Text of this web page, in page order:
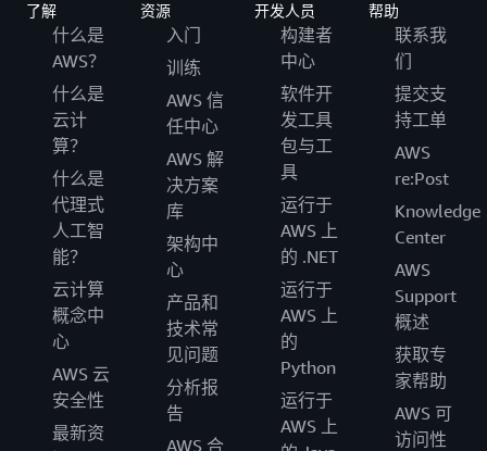
了解
什么是
AWS？
什么是
云计
算？
什么是
代理式
人工智
能？
云计算
概念中
心
AWS 云
安全性
最新资
资源
入门
训练
AWS 信
任中心
AWS 解
决方案
库
架构中
心
产品和
技术常
见问题
分析报
告
AWS 合
开发人员
构建者
中心
软件开
发工具
包与工
具
运行于
AWS 上
的 .NET
运行于
AWS 上
的
Python
运行于
AWS 上
帮助
联系我
们
提交支
持工单
AWS
re:Post
Knowledge
Center
AWS
Support
概述
获取专
家帮助
AWS 可
访问性